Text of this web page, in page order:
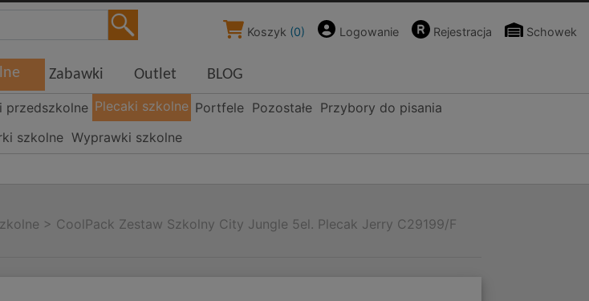
Koszyk (0) Logowanie Rejestracja Schowek
Zabawki Outlet BLOG
przedszkolne Plecaki szkolne Portfele Pozostałe Przybory do pisania
szkolne Wyprawki szkolne
> CoolPack Zestaw Szkolny City Jungle 5el. Plecak Jerry C29199/F